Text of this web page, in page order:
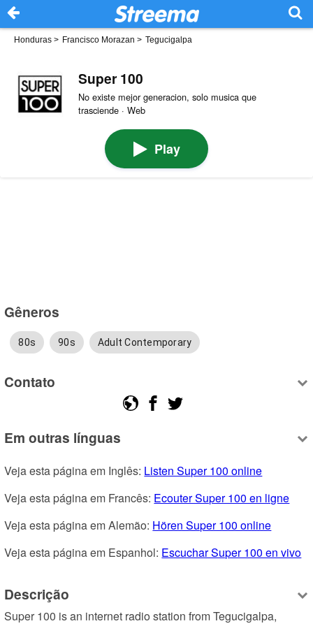
Honduras > Francisco Morazan > Tegucigalpa
Super 100
No existe mejor generacion, solo musica que
trasciende · Web
Play
Gêneros
80s 90s Adult Contemporary
Contato
Em outras línguas
Veja esta página em Inglês: Listen Super 100 online
Veja esta página em Francês: Ecouter Super 100 en ligne
Veja esta página em Alemão: Hören Super 100 online
Veja esta página em Espanhol: Escuchar Super 100 en vivo
Descrição
Super 100 is an internet radio station from Tegucigalpa,